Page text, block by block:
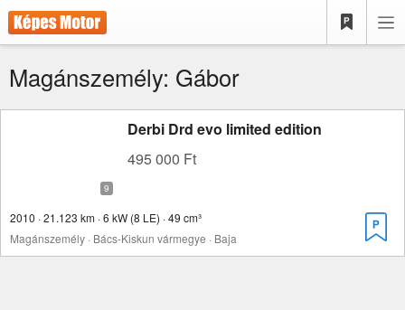
Magánszemély: Gábor
Derbi Drd evo limited edition
495 000 Ft
2010 · 21.123 km · 6 kW (8 LE) · 49 cm³
Magánszemély · Bács-Kiskun vármegye · Baja